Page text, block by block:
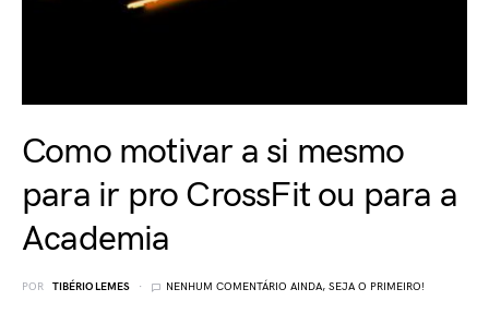
Como motivar a si mesmo
para ir pro CrossFit ou para a
Academia
POR TIBÉRIO LEMES NENHUM COMENTÁRIO AINDA, SEJA O PRIMEIRO!